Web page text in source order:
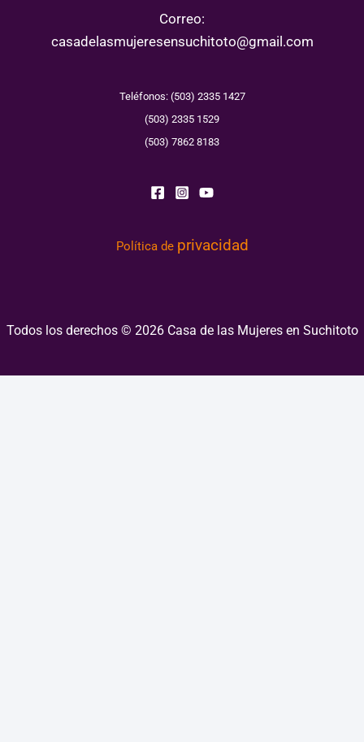
Correo:
casadelasmujeresensuchitoto@gmail.com
Teléfonos: (503) 2335 1427
(503) 2335 1529
(503) 7862 8183
Política de privacidad
Todos los derechos © 2026 Casa de las Mujeres en Suchitoto